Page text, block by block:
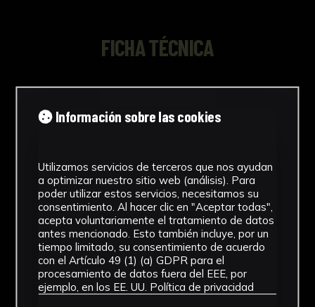
FICHA TÉCNICA
Tarjeta con una de las obras presentada en
ARCO'88 por la Galería Rafael Ortiz
NºCatálogo
FGD-07-0XX-042
Tipología
Documento
Cronología
Información sobre las cookies
Utilizamos servicios de terceros que nos ayudan
a optimizar nuestro sitio web (análisis). Para
poder utilizar estos servicios, necesitamos su
consentimiento. Al hacer clic en "Aceptar todas",
acepta voluntariamente el tratamiento de datos
antes mencionado. Esto también incluye, por un
tiempo limitado, su consentimiento de acuerdo
con el Artículo 49 (1) (a) GDPR para el
procesamiento de datos fuera del EEE, por
ejemplo, en los EE. UU. Política de privacidad